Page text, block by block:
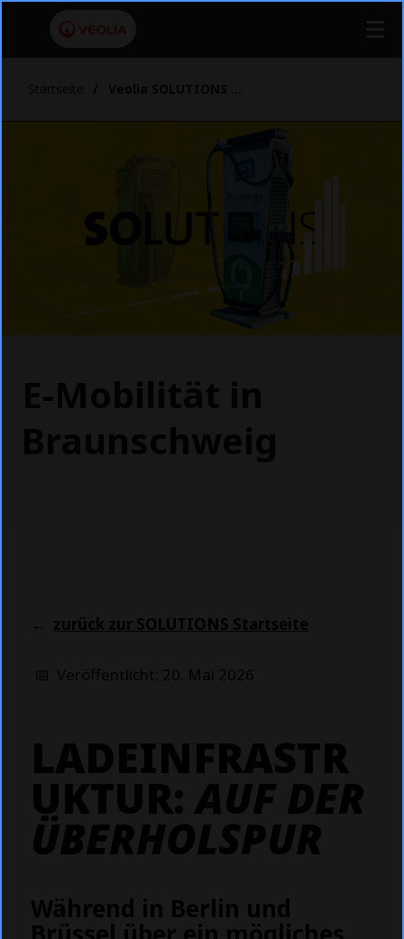
← zurück zur SOLUTIONS Startseite
📅 Veröffentlicht: 20. Mai 2026
LADEINFRASTR
UKTUR:AUF DER
ÜBERHOLSPUR
Während in Berlin und